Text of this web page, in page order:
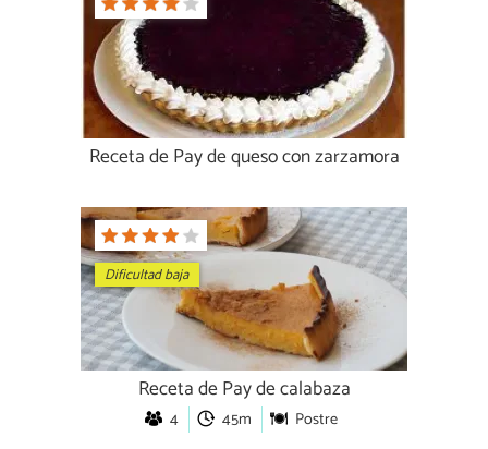
Receta de Pay de queso con zarzamora
Dificultad baja
Receta de Pay de calabaza
4 45m Postre